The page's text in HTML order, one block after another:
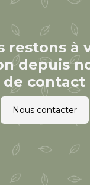
restons à
depuis
de contact
Nous contacter